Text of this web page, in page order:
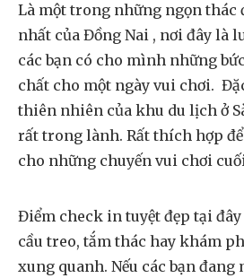
Là một trong những ngọn thác
nhất của Đồng Nai , nơi đây là
các bạn có cho mình những
chất cho một ngày vui chơi.
thiên nhiên của khu du lịch ở
rất trong lành. Rất thích hợp
cho những chuyến vui chơi
Điểm check in tuyệt đẹp tại
cầu treo, tắm thác hay khám
xung quanh. Nếu các bạn